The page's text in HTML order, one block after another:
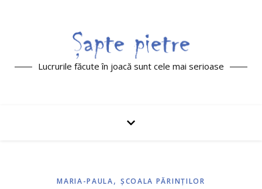
Lucrurile făcute în joacă sunt cele mai serioase
MARIA-PAULA, ŞCOALA PĂRINŢILOR